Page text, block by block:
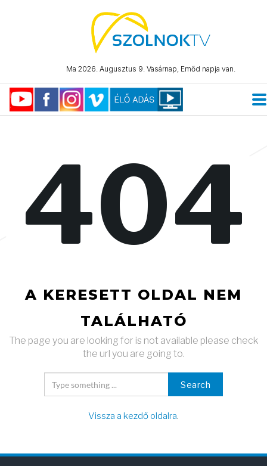
Ma 2026. Augusztus 9. Vasárnap, Emőd napja van.
404
A KERESETT OLDAL NEM
TALÁLHATÓ
The page you are looking for is not available please check
the url you are going to.
Search
Vissza a kezdő oldalra.